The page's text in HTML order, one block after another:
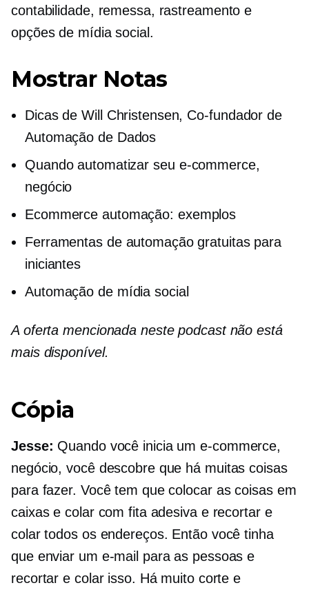
contabilidade, remessa, rastreamento e
opções de mídia social.
Mostrar Notas
Dicas de Will Christensen, Co-fundador de
Automação de Dados
Quando automatizar seu e-commerce,
negócio
Ecommerce automação: exemplos
Ferramentas de automação gratuitas para
iniciantes
Automação de mídia social
A oferta mencionada neste podcast não está
mais disponível.
Cópia
Jesse: Quando você inicia ume-commerce,
negócio, você descobre que há muitas coisas
para fazer. Você tem que colocar as coisas em
caixas e colar com fita adesiva e recortar e
colar todos os endereços. Então você tinha
que enviar um e-mail para as pessoas e
recortar e colar isso. Há muito corte e